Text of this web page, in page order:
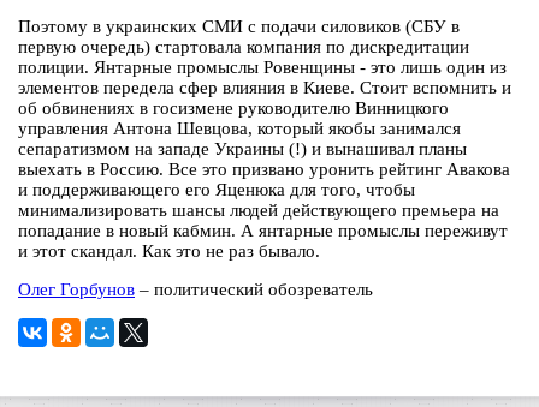
Поэтому в украинских СМИ с подачи силовиков (СБУ в
первую очередь) стартовала компания по дискредитации
полиции. Янтарные промыслы Ровенщины - это лишь один из
элементов передела сфер влияния в Киеве. Стоит вспомнить и
об обвинениях в госизмене руководителю Винницкого
управления Антона Шевцова, который якобы занимался
сепаратизмом на западе Украины (!) и вынашивал планы
выехать в Россию. Все это призвано уронить рейтинг Авакова
и поддерживающего его Яценюка для того, чтобы
минимализировать шансы людей действующего премьера на
попадание в новый кабмин. А янтарные промыслы переживут
и этот скандал. Как это не раз бывало.
Олег Горбунов – политический обозреватель